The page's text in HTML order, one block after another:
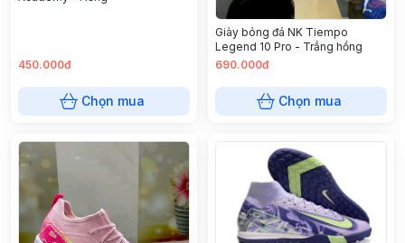
450.000đ
Chọn mua
Giày bóng đá NK Tiempo
Legend 10 Pro - Trắng hồng
690.000đ
Chọn mua